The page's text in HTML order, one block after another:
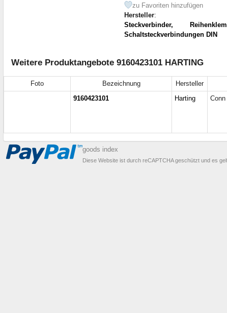
zu Favoriten hinzufügen
Hersteller:
Steckverbinder,
Schaltsteckverbindungen DIN
Weitere Produktangebote 9160423101 HARTING
Foto Bezeichnung Hersteller
9160423101
Harting
goods index
Diese Website ist durch reCAPTCHA geschützt und es